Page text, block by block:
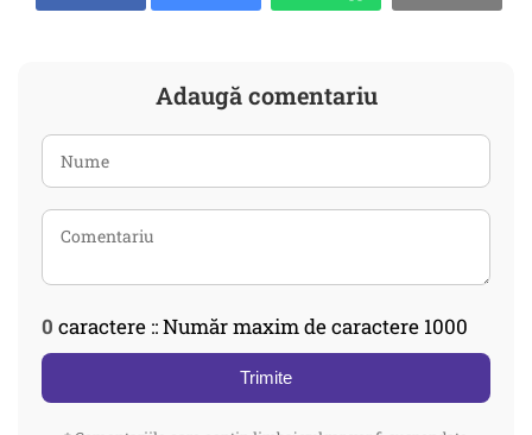
Adaugă comentariu
0 caractere :: Număr maxim de caractere 1000
Trimite